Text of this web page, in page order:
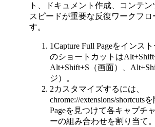
ト、ドキュメント作成、コンテン
スピードが重要な反復ワークフ
す。
1Capture Full Pageをインス
のショートカットは
Alt+Shift+S（画面）、
ジ）。
2カスタマイズするには、
chrome://extensions/shortcuts
Pageを見つけて各キャプチ
ーの組み合わせを割り当て。